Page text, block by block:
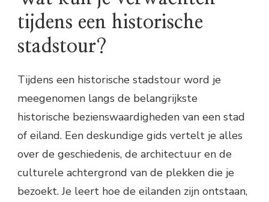
tijdens een historische
stadstour?
Tijdens een historische stadstour word je
meegenomen langs de belangrijkste
historische bezienswaardigheden van een stad
of eiland. Een deskundige gids vertelt je alles
over de geschiedenis, de architectuur en de
culturele achtergrond van de plekken die je
bezoekt. Je leert hoe de eilanden zijn ontstaan,